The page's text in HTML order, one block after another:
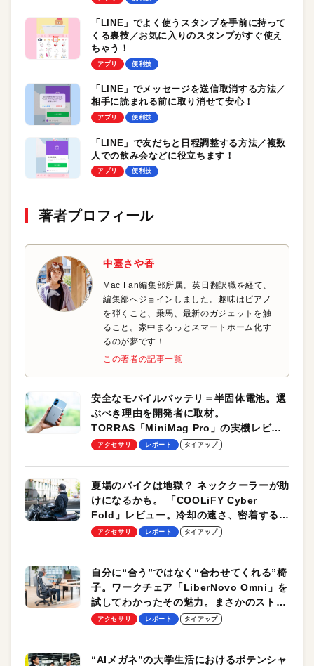
「LINE」でよく使うスタンプを手前に持って
くる裏技／お気に入りのスタンプがすぐ使え
ちゃう！
アプリ 便利技
「LINE」でメッセージを送信取消する方法／
相手に読まれる前に取り消せて安心！
アプリ 便利技
「LINE」で友だちと日程調整する方法／複数
人での飲み会などに役立ちます！
アプリ 便利技
著者プロフィール
中臺さや香
Mac Fan編集部所属。英日翻訳職を経て、
編集部へジョインしました。趣味はピアノ
を弾くこと、乗馬、最新のガジェットを触
ること。家中まるっとスマートホーム化す
るのが夢です！
この著者の記事一覧
安全なモバイルバッテリ＝半固体電池。選
ぶべき理由を開発者に取材。
TORRAS「MiniMag Pro」の実機レビュ
ーも
アクセサリ レポート タイアップ
夏場のバイクは地獄？ ネッククーラーが助
けになるかも。 「COOLiFY Cyber
Fold」レビュー。冷却の速さ、密着する冷
却プレート、シンプルな操作性がグッド！
アクセサリ レポート タイアップ
自分に“合う”ではなく“合わせてくれる”椅
子。ワークチェア「LiberNovo Omni」を
試してわかったその魅力。まさかのストレ
ッチ機能も搭載
アクセサリ レポート タイアップ
“AIメガネ”の大学生活におけるポテンシャ